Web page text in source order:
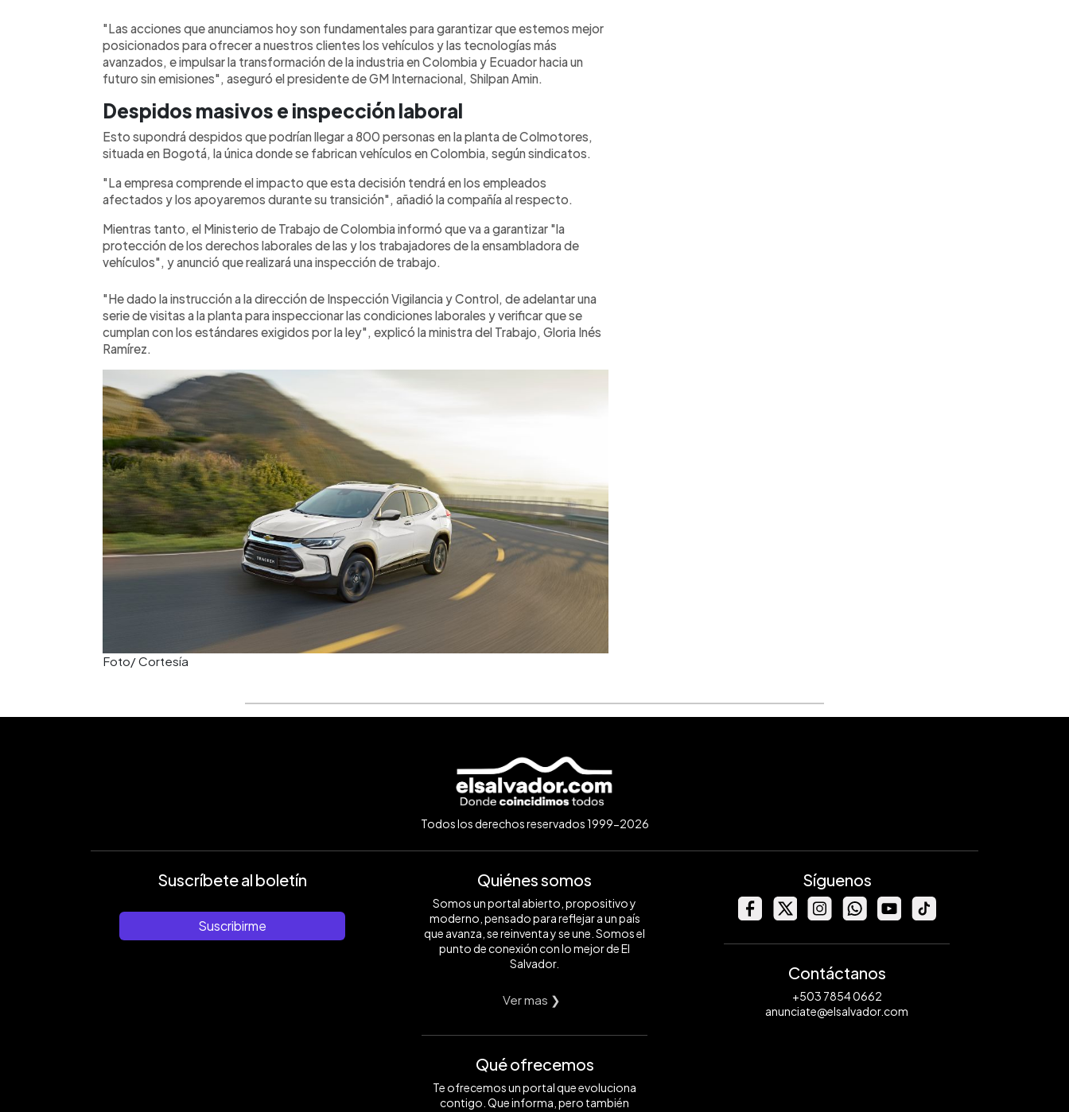
"Las acciones que anunciamos hoy son fundamentales para garantizar que estemos mejor
posicionados para ofrecer a nuestros clientes los vehículos y las tecnologías más
avanzados, e impulsar la transformación de la industria en Colombia y Ecuador hacia un
futuro sin emisiones", aseguró el presidente de GM Internacional, Shilpan Amin.
Despidos masivos e inspección laboral
Esto supondrá despidos que podrían llegar a 800 personas en la planta de Colmotores,
situada en Bogotá, la única donde se fabrican vehículos en Colombia, según sindicatos.
"La empresa comprende el impacto que esta decisión tendrá en los empleados
afectados y los apoyaremos durante su transición", añadió la compañía al respecto.
Mientras tanto, el Ministerio de Trabajo de Colombia informó que va a garantizar "la
protección de los derechos laborales de las y los trabajadores de la ensambladora de
vehículos", y anunció que realizará una inspección de trabajo.
"He dado la instrucción a la dirección de Inspección Vigilancia y Control, de adelantar una
serie de visitas a la planta para inspeccionar las condiciones laborales y verificar que se
cumplan con los estándares exigidos por la ley", explicó la ministra del Trabajo, Gloria Inés
Ramírez.
Foto/ Cortesía
Todos los derechos reservados 1999-2026
Suscríbete al boletín
Suscribirme
Quiénes somos
Somos un portal abierto, propositivo y
moderno, pensado para reflejar a un país
que avanza, se reinventa y se une. Somos el
punto de conexión con lo mejor de El
Salvador.
Ver mas ❯
Qué ofrecemos
Te ofrecemos un portal que evoluciona
contigo. Que informa, pero también
Síguenos
Contáctanos
+503 7854 0662
anunciate@elsalvador.com